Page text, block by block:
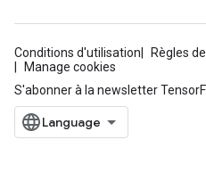
Conditions d'utilisation
Règles
Manage cookies
S'abonner à la newsletter